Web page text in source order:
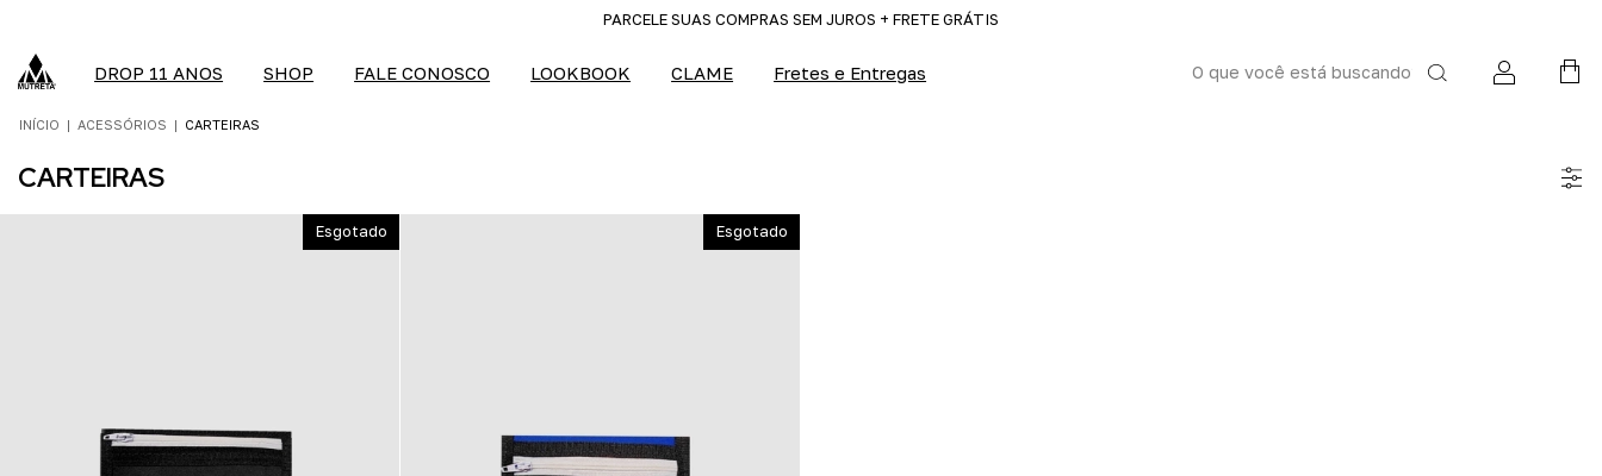
PARCELE SUAS COMPRAS SEM JUROS + FRETE GRÁTIS
DROP 11 ANOS SHOP FALE CONOSCO LOOKBOOK CLAME Fretes e Entregas
INÍCIO | ACESSÓRIOS | CARTEIRAS
CARTEIRAS
Esgotado Esgotado